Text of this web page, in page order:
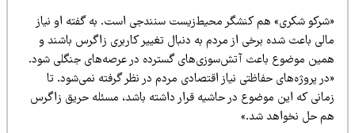
شکری» هم کنشگر محیط‌زیست سنندجی است. به گفته او نیاز
باعث شده برخی از مردم به دنبال تغییر کاربری زاگرس باشند و
موضوع باعث آتش‌سوزی‌های گسترده در عرصه‌های جنگلی شود.
پروژه‌های حفاظتی نیاز اقتصادی مردم در نظر گرفته نمی‌شود. تا
که این موضوع در حاشیه قرار داشته باشد، مسئله حریق زاگرس
حل نخواهد شد.»